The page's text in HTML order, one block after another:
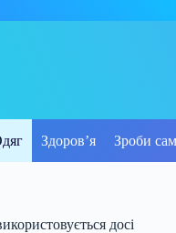
Здоров’я Зроби сам
досі